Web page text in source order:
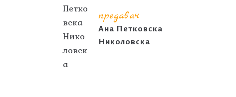
предавач
Ана Петковска
Николовска